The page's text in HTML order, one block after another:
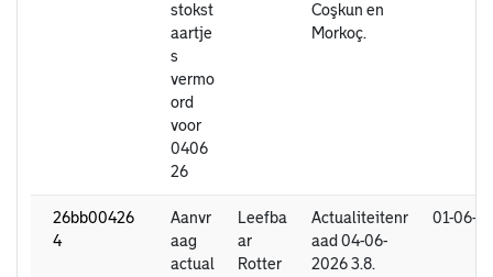
stokst
aartje
s
vermo
ord
voor
0406
26
Coşkun en
Morkoç.
26bb00426
4
Aanvr
aag
actual
Leefba
ar
Rotter
Actualiteitenr
aad 04-06-
2026 3.8.
01-06-